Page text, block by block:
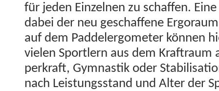
für jeden Einzel­nen zu schaf­fen.
dabei der neu geschaf­fene
auf dem Pad­del­er­gome­ter kön­nen
vie­len Sportlern aus dem Kraftraum
perkraft, Gym­nas­tik oder
nach Leis­tungs­stand und Alter der